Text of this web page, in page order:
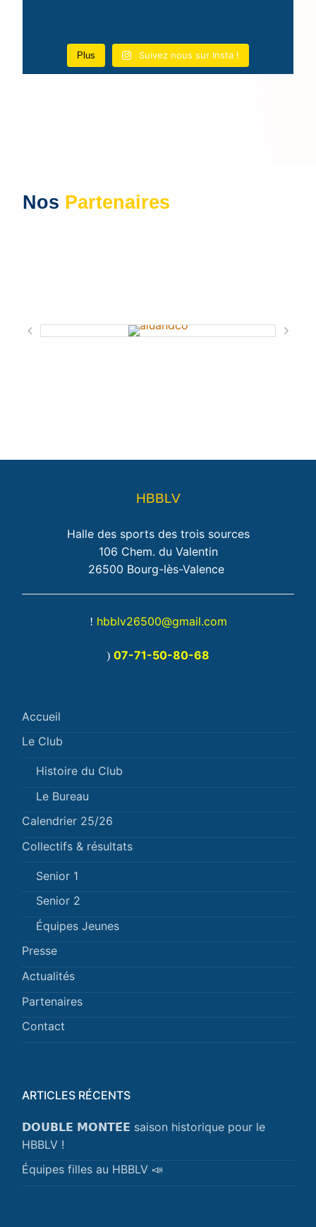
Plus Suivez nous sur Insta !
Nos Partenaires
HBBLV
Halle des sports des trois sources
106 Chem. du Valentin
26500 Bourg-lès-Valence
! hbblv26500@gmail.com
) 07-71-50-80-68
Accueil
Le Club
Histoire du Club
Le Bureau
Calendrier 25/26
Collectifs & résultats
Senior 1
Senior 2
Équipes Jeunes
Presse
Actualités
Partenaires
Contact
ARTICLES RÉCENTS
𝗗𝗢𝗨𝗕𝗟𝗘 𝗠𝗢𝗡𝗧𝗘́𝗘 saison historique pour le
HBBLV !
Équipes filles au HBBLV 📣